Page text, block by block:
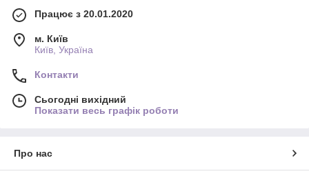
Працює з 20.01.2020
м. Київ
Київ, Україна
Контакти
Сьогодні вихідний
Показати весь графік роботи
Про нас